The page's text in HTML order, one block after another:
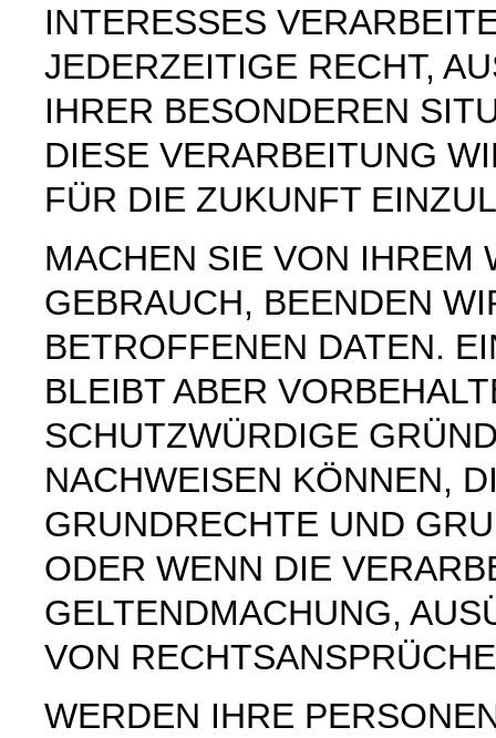
INTERESSES
JEDERZEITIGE RECHT,
IHRER BESONDEREN
DIESE VERARBEITUNG
FÜR DIE ZUKUNFT
MACHEN SIE VON IHREM
GEBRAUCH, BEENDEN
BETROFFENEN DATEN.
BLEIBT ABER
SCHUTZWÜRDIGE
NACHWEISEN KÖNNEN,
GRUNDRECHTE UND
ODER WENN DIE
GELTENDMACHUNG,
VON
WERDEN IHRE